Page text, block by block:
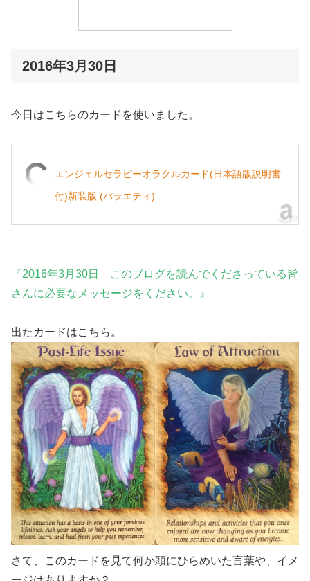
2016年3月30日
今日はこちらのカードを使いました。
エンジェルセラピーオラクルカード(日本語版説明書
付)新装版 (バラエティ)
『2016年3月30日 このブログを読んでくださっている皆
さんに必要なメッセージをください。』
出たカードはこちら。
さて、このカードを見て何か頭にひらめいた言葉や、イメ